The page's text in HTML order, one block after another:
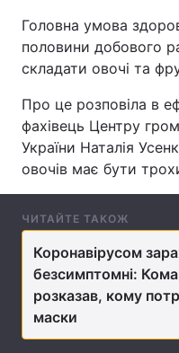
Головна
Україна
Економіка
Спорт
Зброя
Здоров'я
Цікавинки
Головна умова
половини добового
складати овочі та
Про це розповіла в
фахівець Центру
України Наталія
овочів має бути
ЧИТАЙТЕ ТАКОЖ
Коронавірусом
безсимптомні:
розказав, кому
маски